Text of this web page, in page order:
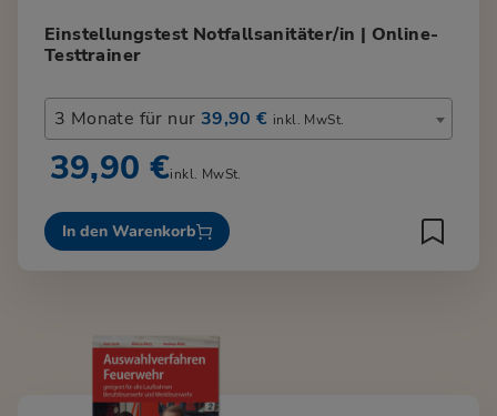
Einstellungstest Notfallsanitäter/in | Online-
Testtrainer
3 Monate für nur 39,90 € inkl. MwSt.
39,90 €inkl. MwSt.
In den Warenkorb